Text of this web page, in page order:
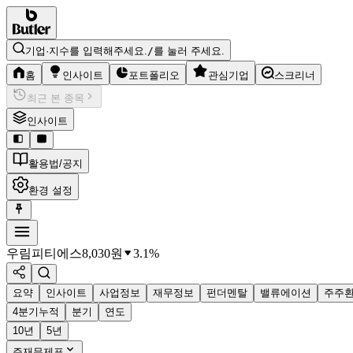
기업·지수를 입력해주세요./를 눌러 주세요.
홈 인사이트 포트폴리오 관심기업
스크리너
최근 본 종목
인사이트
활용법/공지
환경 설정
우림피티에스8,030원 3.1%
요약 인사이트 사업정보 재무정보 펀더멘탈 밸류에이션 주주
4분기누적
분기
연도
10년
5년